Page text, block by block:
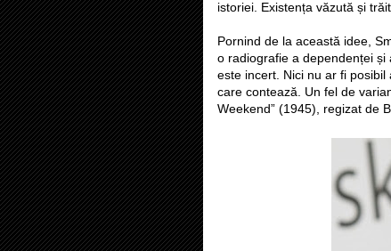
istoriei. Existența văzută și
Pornind de la această idee,
o radiografie a dependenței
este incert. Nici nu ar fi
care contează. Un fel de
Weekend” (1945), regizat de